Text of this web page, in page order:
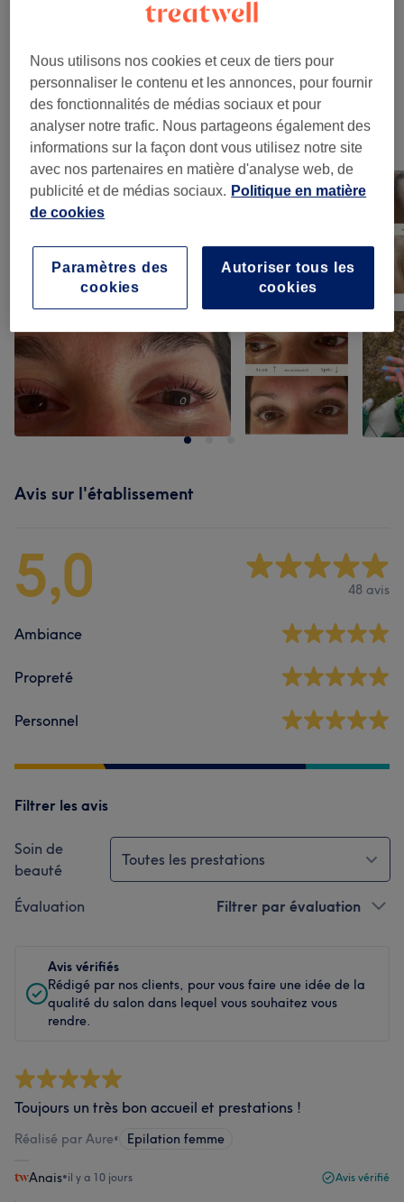
Maquillage Et Mariée (4) à partir de 25 €
Notre travail
Appuyez sur l'image pour voir plus de détails
Avis sur l'établissement
5,0 48 avis
Ambiance
Propreté
Personnel
Filtrer les avis
Soin de
beauté
Toutes les prestations
Évaluation Filtrer par évaluation
Avis vérifiés
Rédigé par nos clients, pour vous faire une idée de la
qualité du salon dans lequel vous souhaitez vous
rendre.
Toujours un très bon accueil et prestations !
Réalisé par Aure• Epilation femme
Anais•il y a 10 jours Avis vérifié
Nous utilisons nos cookies et ceux de tiers pour
personnaliser le contenu et les annonces, pour fournir
des fonctionnalités de médias sociaux et pour
analyser notre trafic. Nous partageons également des
informations sur la façon dont vous utilisez notre site
avec nos partenaires en matière d'analyse web, de
publicité et de médias sociaux. Politique en matière
de cookies
Autoriser tous les
cookies
Paramètres des
cookies